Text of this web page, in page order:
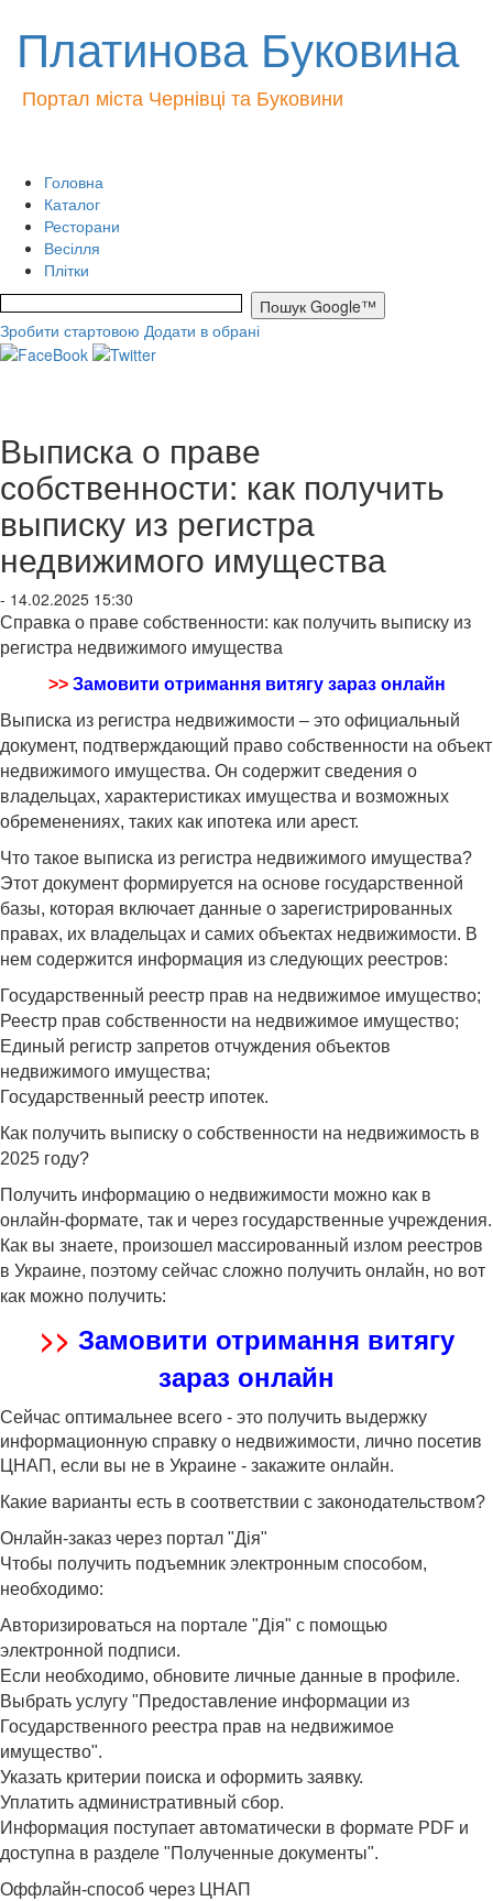
Платинова Буковина
Портал міста Чернівці та Буковини
Головна
Каталог
Ресторани
Весілля
Плітки
Зробити стартовою Додати в обрані
Выписка о праве
собственности: как получить
выписку из регистра
недвижимого имущества
- 14.02.2025 15:30
Справка о праве собственности: как получить выписку из
регистра недвижимого имущества
>> Замовити отримання витягу зараз онлайн
Выписка из регистра недвижимости – это официальный
документ, подтверждающий право собственности на объект
недвижимого имущества. Он содержит сведения о
владельцах, характеристиках имущества и возможных
обременениях, таких как ипотека или арест.
Что такое выписка из регистра недвижимого имущества?
Этот документ формируется на основе государственной
базы, которая включает данные о зарегистрированных
правах, их владельцах и самих объектах недвижимости. В
нем содержится информация из следующих реестров:
Государственный реестр прав на недвижимое имущество;
Реестр прав собственности на недвижимое имущество;
Единый регистр запретов отчуждения объектов
недвижимого имущества;
Государственный реестр ипотек.
Как получить выписку о собственности на недвижимость в
2025 году?
Получить информацию о недвижимости можно как в
онлайн-формате, так и через государственные учреждения.
Как вы знаете, произошел массированный излом реестров
в Украине, поэтому сейчас сложно получить онлайн, но вот
как можно получить:
>> Замовити отримання витягу
зараз онлайн
Сейчас оптимальнее всего - это получить выдержку
информационную справку о недвижимости, лично посетив
ЦНАП, если вы не в Украине - закажите онлайн.
Какие варианты есть в соответствии с законодательством?
Онлайн-заказ через портал "Дія"
Чтобы получить подъемник электронным способом,
необходимо:
Авторизироваться на портале "Дія" с помощью
электронной подписи.
Если необходимо, обновите личные данные в профиле.
Выбрать услугу "Предоставление информации из
Государственного реестра прав на недвижимое
имущество".
Указать критерии поиска и оформить заявку.
Уплатить административный сбор.
Информация поступает автоматически в формате PDF и
доступна в разделе "Полученные документы".
Оффлайн-способ через ЦНАП